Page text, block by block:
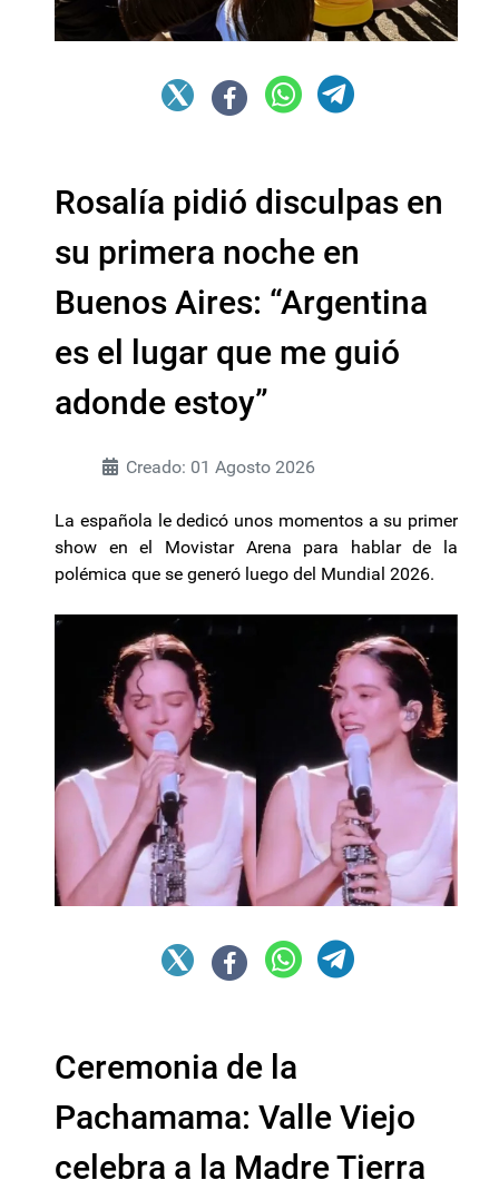
Rosalía pidió disculpas en
su primera noche en
Buenos Aires: “Argentina
es el lugar que me guió
adonde estoy”
Creado: 01 Agosto 2026
La española le dedicó unos momentos a su primer
show en el Movistar Arena para hablar de la
polémica que se generó luego del Mundial 2026.
Ceremonia de la
Pachamama: Valle Viejo
celebra a la Madre Tierra